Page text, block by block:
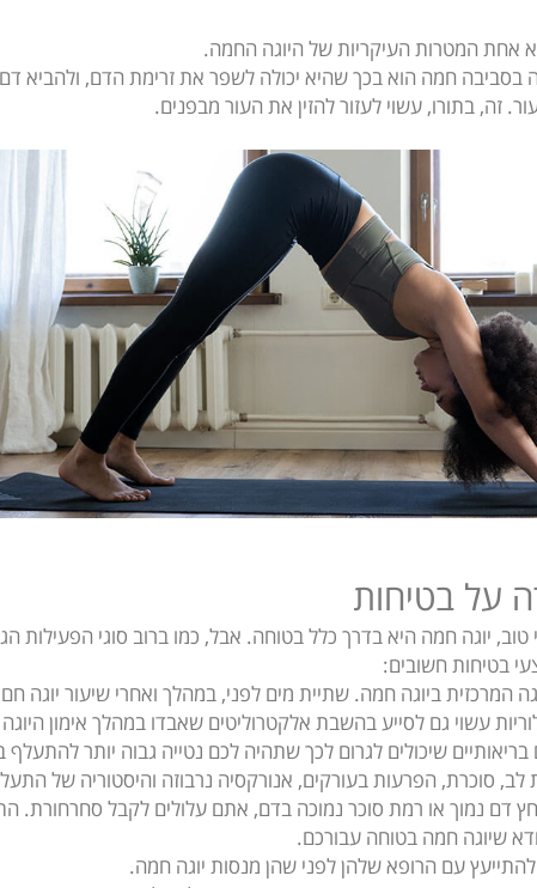
אחת המטרות העיקריות של היוגה החמה.
בסביבה חמה הוא בכך שהיא יכולה לשפר את זרימת הדם, ולהביא
זה, בתורו, עשוי לעזור להזין את העור מבפנים.
על בטיחות
יוגה חמה היא בדרך כלל בטוחה. אבל, כמו ברוב סוגי הפעילות
בטיחות חשובים:
המרכזית ביוגה חמה. שתיית מים לפני, במהלך ואחרי שיעור יוגה חם
עשוי גם לסייע בהשבת אלקטרוליטים שאבדו במהלך אימון
שיכולים לגרום לכך שתהיה לכם נטייה גבוה יותר להתעלף
לב, סוכרת, הפרעות בעורקים, אנורקסיה נרבוזה והיסטוריה של
דם נמוך או רמת סוכר נמוכה בדם, אתם עלולים לקבל סחרחורת.
שיוגה חמה בטוחה עבורכם.
להתייעץ עם הרופא שלהן לפני שהן מנסות יוגה חמה.